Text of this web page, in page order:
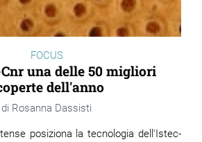
FOCUS
una delle 50 migliori
dell'anno
Rosanna Dassisti
posiziona la tecnologia dell'Istec-